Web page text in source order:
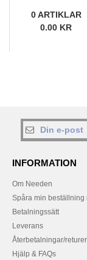
0ARTIKLAR
0.00 KR
INFORMATION
Om Needen
Spåra min beställning
Betalningssätt
Leverans
Återbetalningar/returer
Hjälp & FAQs